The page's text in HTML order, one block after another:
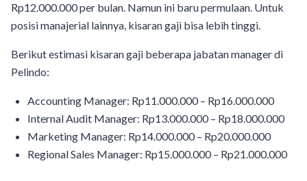
Rp12.000.000 per bulan. Namun ini baru permulaan. Untuk
posisi manajerial lainnya, kisaran gaji bisa lebih tinggi.
Berikut estimasi kisaran gaji beberapa jabatan manager di
Pelindo:
Accounting Manager: Rp11.000.000 – Rp16.000.000
Internal Audit Manager: Rp13.000.000 – Rp18.000.000
Marketing Manager: Rp14.000.000 – Rp20.000.000
Regional Sales Manager: Rp15.000.000 – Rp21.000.000